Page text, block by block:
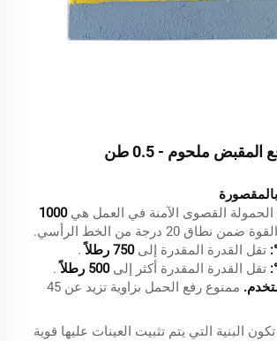
المقبض ملحوم - 0.5 طن
الحمولة القصوى الآمنة في العمل هي1000
20 درجة من الخط الرأسي.
تقل القدرة المقدرة إلى750 رطلاً
.
تقل القدرة المقدرة أكثر إلى500 رطلاً
.
ممنوع رفع الحمل بزاوية تزيد عن 45
البنية التي يتم تثبيت العينات عليها قوية